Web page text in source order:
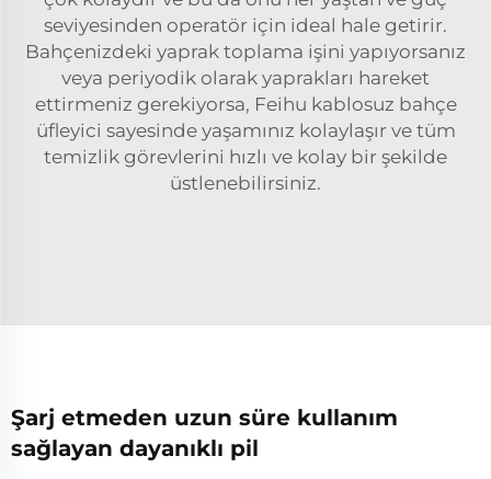
seviyesinden operatör için ideal hale getirir.
Bahçenizdeki yaprak toplama işini yapıyorsanız
veya periyodik olarak yaprakları hareket
ettirmeniz gerekiyorsa, Feihu kablosuz bahçe
üfleyici sayesinde yaşamınız kolaylaşır ve tüm
temizlik görevlerini hızlı ve kolay bir şekilde
üstlenebilirsiniz.
Şarj etmeden uzun süre kullanım
sağlayan dayanıklı pil